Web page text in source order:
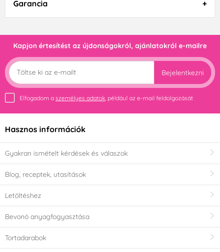
Garancia
Kapjon értesítést az újdonságokról, ajánlatokról e-mailre
Bejelentkezni
Elfogadom a személyes adatok, például az e-mail feldolgozását
Hasznos információk
Gyakran ismételt kérdések és válaszok
Blog, receptek, utasítások
Letöltéshez
Bevonó anyagfogyasztása
Tortadarabok